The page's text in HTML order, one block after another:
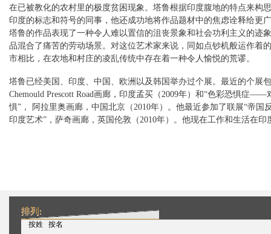
在已被教化的农村里的极度贫困现象。塔鲁根据印度腹地的特点来构
印度的标志和符号的同事，他还成功地将作品题材中的焦虑诠释给更
塔鲁的作品表现了一种令人难以置信的沮丧景象和社会功利主义的迹
品混合了痛苦的劳动场景。对这位艺术家来说，同如点钞机般运作着
市相比，在农地和村庄的凌乱传统中存在着一种令人愉悦的荒谬。
塔鲁已经美国、印度、中国、欧洲以及韩国举办过个展。最近的个展
Chemould Prescott Road画廊，印度孟买（2009年）和“色彩恐惧症——
惧”， 阿拉里奥画廊，中国北京（2010年）。他最近参加了联展“帝国
印度艺术”，萨奇画廊，英国伦敦（2010年）。他现在工作和生活在印
排列:
按姓
（活动标签） 按名